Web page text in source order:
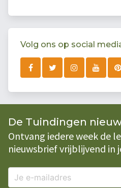
Volg ons op social
De Tuindingen
Ontvang iedere week de
nieuwsbrief vrijblijvend in